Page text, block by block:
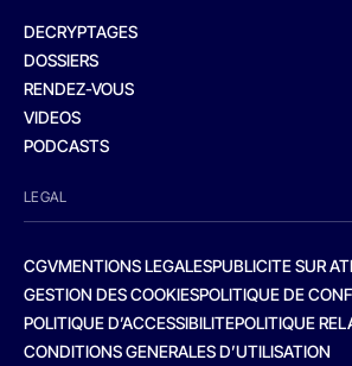
DECRYPTAGES
DOSSIERS
RENDEZ-VOUS
VIDEOS
PODCASTS
LEGAL
CGVMENTIONS LEGALESPUBLICITE SUR
GESTION DES COOKIESPOLITIQUE DE
POLITIQUE D’ACCESSIBILITEPOLITIQUE
CONDITIONS GENERALES D’UTILISATION